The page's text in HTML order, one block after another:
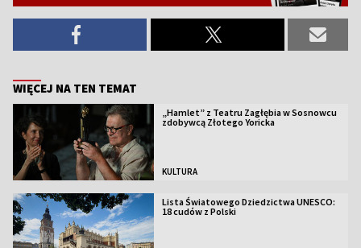
WIĘCEJ NA TEN TEMAT
„Hamlet” z Teatru Zagłębia w Sosnowcu
zdobywcą Złotego Yoricka
KULTURA
Lista Światowego Dziedzictwa UNESCO:
18 cudów z Polski